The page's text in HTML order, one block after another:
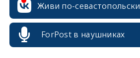
Живи по-севастопольски
ForPost в наушниках